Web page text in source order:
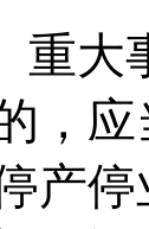
重
，
产